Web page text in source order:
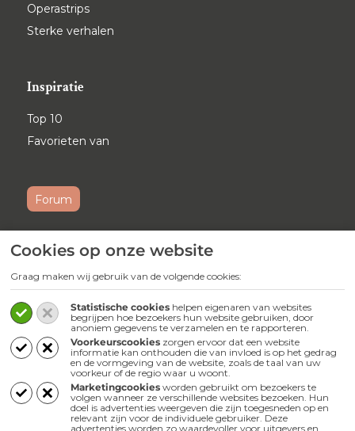
Cookies op onze website
Graag maken wij gebruik van de volgende cookies:
Statistische cookies helpen eigenaren van websites
begrijpen hoe bezoekers hun website gebruiken, door
anoniem gegevens te verzamelen en te rapporteren.
Voorkeurscookies zorgen ervoor dat een website
informatie kan onthouden die van invloed is op het gedrag
en de vormgeving van de website, zoals de taal van uw
voorkeur of de regio waar u woont.
Marketingcookies worden gebruikt om bezoekers te
volgen wanneer ze verschillende websites bezoeken. Hun
doel is advertenties weergeven die zijn toegesneden op en
relevant zijn voor de individuele gebruiker. Deze
advertenties worden zo waardevoller voor uitgevers en
Operastrips
Sterke verhalen
Inspiratie
Top 10
Favorieten van
Forum
Ontvang maandelijks onze
nieuwsbrief
Volg ons
Webwinkel